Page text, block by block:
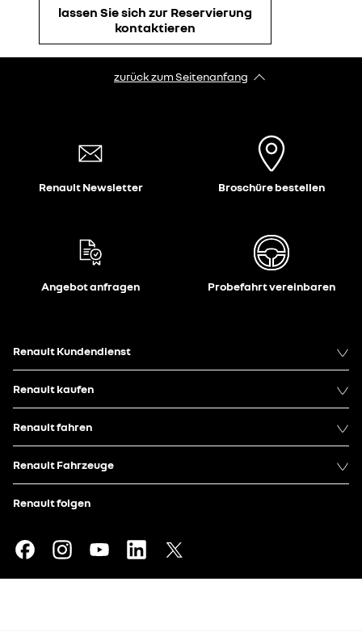
lassen Sie sich zur Reservierung
kontaktieren
zurück zum Seitenanfang
Renault Newsletter Broschüre bestellen
Angebot anfragen Probefahrt vereinbaren
Renault Kundendienst
Renault kaufen
Renault fahren
Renault Fahrzeuge
Renault folgen